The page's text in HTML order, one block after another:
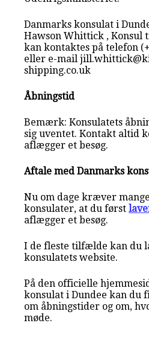
Danmarks konsulat i
Hawson Whittick , Konsul
kan kontaktes på telefon
eller e-mail
shipping.co.uk
Åbningstid
Bemærk: Konsulatets
sig uventet. Kontakt altid
aflægger et besøg.
Aftale med Danmarks
Nu om dage kræver
konsulater, at du først
aflægger et besøg.
I de fleste tilfælde kan du
konsulatets website.
På den officielle
konsulat i Dundee kan du
om åbningstider og om,
møde.